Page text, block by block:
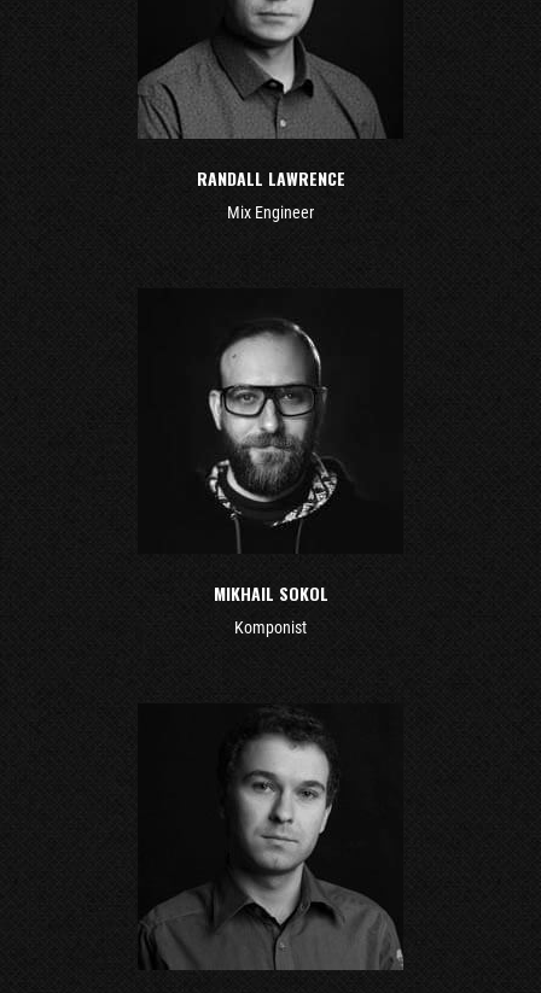
RANDALL LAWRENCE
Mix Engineer
MIKHAIL SOKOL
Komponist